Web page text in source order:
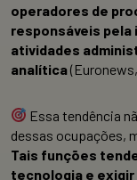
operadores de
responsáveis pela
atividades
analítica
Essa tendência
dessas ocupações,
Tais funções
tecnologia e